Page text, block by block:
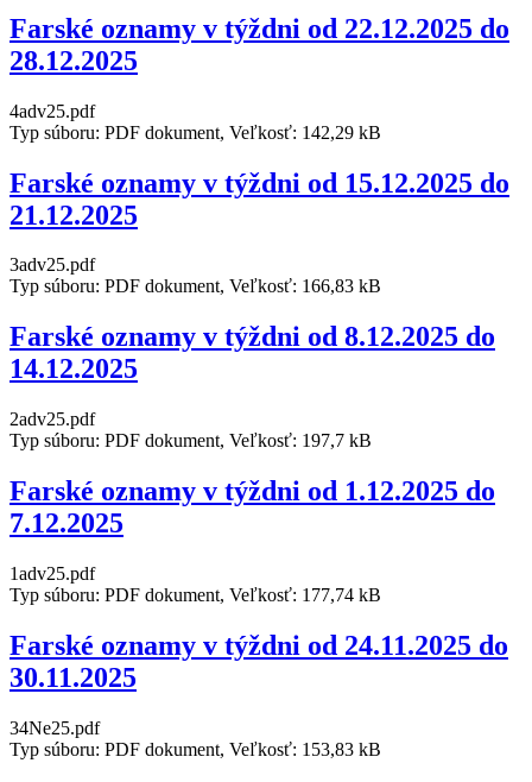
Farské oznamy v týždni od 22.12.2025 do
28.12.2025
4adv25.pdf
Typ súboru: PDF dokument, Veľkosť: 142,29 kB
Farské oznamy v týždni od 15.12.2025 do
21.12.2025
3adv25.pdf
Typ súboru: PDF dokument, Veľkosť: 166,83 kB
Farské oznamy v týždni od 8.12.2025 do
14.12.2025
2adv25.pdf
Typ súboru: PDF dokument, Veľkosť: 197,7 kB
Farské oznamy v týždni od 1.12.2025 do
7.12.2025
1adv25.pdf
Typ súboru: PDF dokument, Veľkosť: 177,74 kB
Farské oznamy v týždni od 24.11.2025 do
30.11.2025
34Ne25.pdf
Typ súboru: PDF dokument, Veľkosť: 153,83 kB